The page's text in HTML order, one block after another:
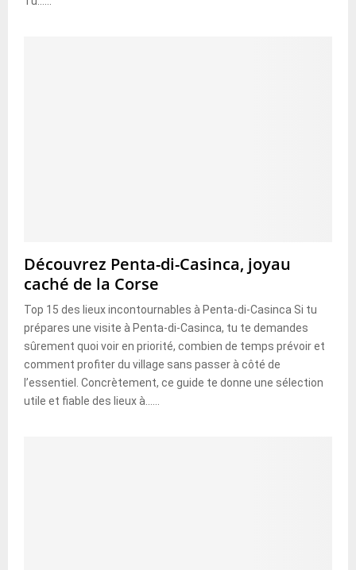
Découvrez Penta-di-Casinca, joyau
caché de la Corse
Top 15 des lieux incontournables à Penta-di-Casinca Si tu
prépares une visite à Penta-di-Casinca, tu te demandes
sûrement quoi voir en priorité, combien de temps prévoir et
comment profiter du village sans passer à côté de
l’essentiel. Concrètement, ce guide te donne une sélection
utile et fiable des lieux à......